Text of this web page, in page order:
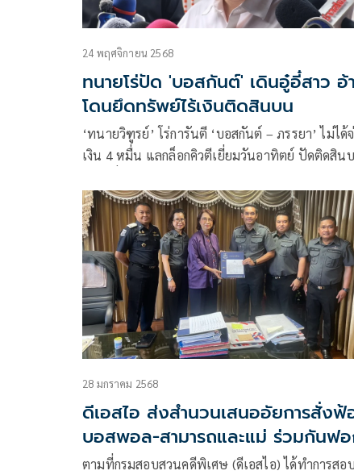
24 พฤศจิกายน 2568
ทนายโร่ปัด 'บอสกันต์' เดินอู๋อี๋สาว อ้
โดนยึดทรัพย์ไร้เงินติดสินบน
‘ทนายวิฑูรย์’ โร่การันตี ‘บอสกันต์ – ภรรยา’ ไม่ได้
เงิน 4 หมื่น แลกล็อกคิวตีเยี่ยมวันอาทิตย์ ปัดติดสิน
28 มกราคม 2568
ดีเอสไอ ส่งสำนวนเสนออัยการสั่งฟ้
บอสพอล-สามารถและแม่ ร่วมกันฟ
เงิน
ตามที่กรมสอบสวนคดีพิเศษ (ดีเอสไอ)​ ได้ทำการสอ